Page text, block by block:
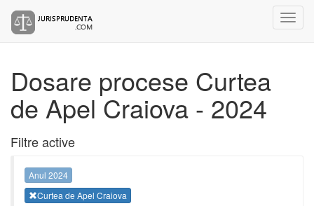
Dosare procese Curtea
de Apel Craiova - 2024
Filtre active
Anul 2024
Curtea de Apel Craiova